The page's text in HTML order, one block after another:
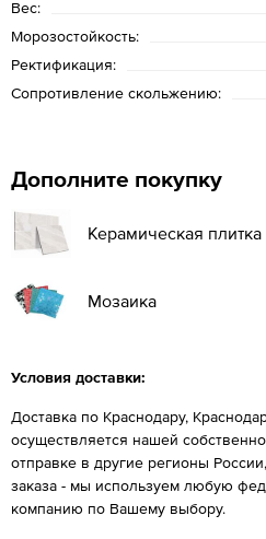
Вес:
Морозостойкость:
Ректификация:
Сопротивление скольжению:
Дополните покупку
Керамическая плитка
Мозаика
Условия доставки:
Доставка по Краснодару,
осуществляется нашей
отправке в другие регионы
заказа - мы используем любую
компанию по Вашему выбору.